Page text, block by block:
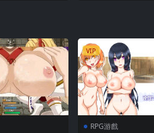
VIP
RPG游戲